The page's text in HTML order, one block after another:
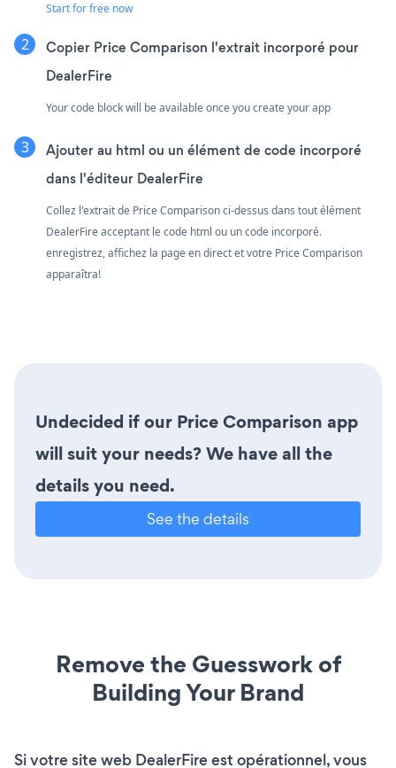
Start for free now
Copier Price Comparison l'extrait incorporé pour
DealerFire
Your code block will be available once you create your app
Ajouter au html ou un élément de code incorporé
dans l'éditeur DealerFire
Collez l'extrait de Price Comparison ci-dessus dans tout élément
DealerFire acceptant le code html ou un code incorporé.
enregistrez, affichez la page en direct et votre Price Comparison
apparaîtra!
Undecided if our Price Comparison app
will suit your needs? We have all the
details you need.
See the details
Remove the Guesswork of
Building Your Brand
Si votre site web DealerFire est opérationnel, vous